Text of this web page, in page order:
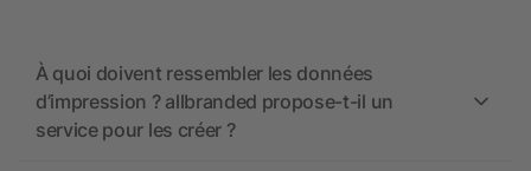
À quoi doivent ressembler les données
d’impression ? allbranded propose-t-il un
service pour les créer ?